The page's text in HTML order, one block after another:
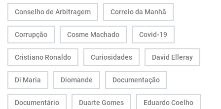
Conselho de Arbitragem Correio da Manhã
Corrupção Cosme Machado Covid-19
Cristiano Ronaldo Curiosidades David Elleray
Di Maria Diomande Documentação
Documentário Duarte Gomes Eduardo Coelho